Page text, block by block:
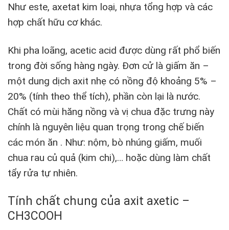
Như este, axetat kim loại, nhựa tổng hợp và các
hợp chất hữu cơ khác.
Khi pha loãng, acetic acid được dùng rất phổ biến
trong đời sống hàng ngày. Đơn cử là giấm ăn –
một dung dịch axit nhẹ có nồng độ khoảng 5% –
20% (tính theo thể tích), phần còn lại là nước.
Chất có mùi hăng nồng và vị chua đặc trưng này
chính là nguyên liệu quan trọng trong chế biến
các món ăn . Như: nộm, bò nhúng giấm, muối
chua rau củ quả (kim chi),… hoặc dùng làm chất
tẩy rửa tự nhiên.
Tính chất chung của axit axetic –
CH3COOH